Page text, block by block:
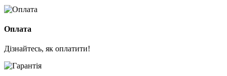
Оплата
Дізнайтесь, як оплатити!